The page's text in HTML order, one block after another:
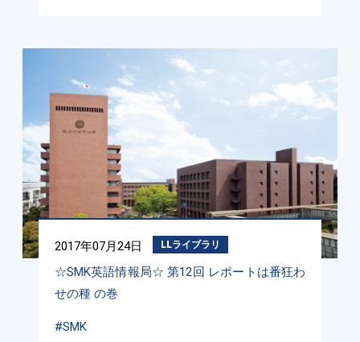
2017年07月24日 LLライブラリ
☆SMK英語情報局☆ 第12回 レポートは番狂わ
せの種 の巻
#SMK